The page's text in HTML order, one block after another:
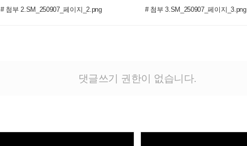
# 첨부 2.SM_250907_페이지_2.png # 첨부 3.SM_250907_페이지_3.png
댓글쓰기 권한이 없습니다.